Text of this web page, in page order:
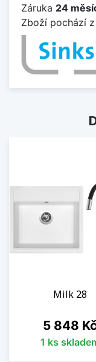
Záruka 24
Zboží pochází
Milk 28
Cena
5 848
1 ks